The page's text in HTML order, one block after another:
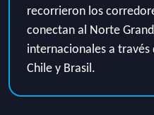
recorrieron los
conectan al Norte
internacionales a través
Chile y Brasil.